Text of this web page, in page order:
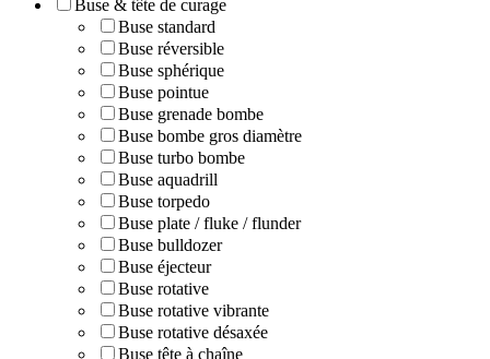
Buse & tête de curage
Buse standard
Buse réversible
Buse sphérique
Buse pointue
Buse grenade bombe
Buse bombe gros diamètre
Buse turbo bombe
Buse aquadrill
Buse torpedo
Buse plate / fluke / flunder
Buse bulldozer
Buse éjecteur
Buse rotative
Buse rotative vibrante
Buse rotative désaxée
Buse tête à chaîne